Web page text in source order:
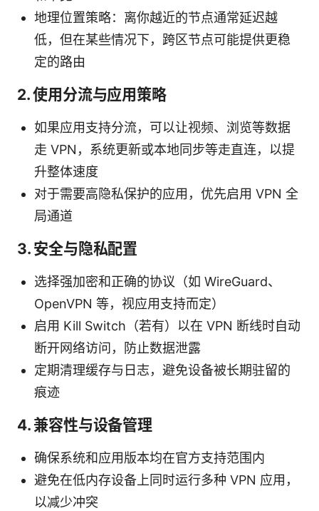
地理位置策略：离你越近的节点通常延迟越
低，但在某些情况下，跨区节点可能提供更稳
定的路由
2. 使用分流与应用策略
如果应用支持分流，可以让视频、浏览等数据
走 VPN，系统更新或本地同步等走直连，以提
升整体速度
对于需要高隐私保护的应用，优先启用 VPN 全
局通道
3. 安全与隐私配置
选择强加密和正确的协议（如 WireGuard、
OpenVPN 等，视应用支持而定）
启用 Kill Switch（若有）以在 VPN 断线时自动
断开网络访问，防止数据泄露
定期清理缓存与日志，避免设备被长期驻留的
痕迹
4. 兼容性与设备管理
确保系统和应用版本均在官方支持范围内
避免在低内存设备上同时运行多种 VPN 应用，
以减少冲突